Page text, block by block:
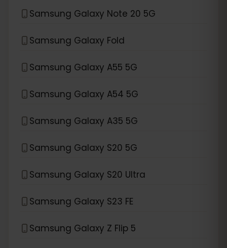
Samsung Galaxy Note 20 5G
Samsung Galaxy Fold
Samsung Galaxy A55 5G
Samsung Galaxy A54 5G
Samsung Galaxy A35 5G
Samsung Galaxy S20 5G
Samsung Galaxy S20 Ultra
Samsung Galaxy S23 FE
Samsung Galaxy Z Flip 5